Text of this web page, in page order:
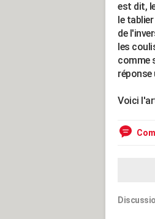
est dit,
le
de
les
comme
réponse
Voici